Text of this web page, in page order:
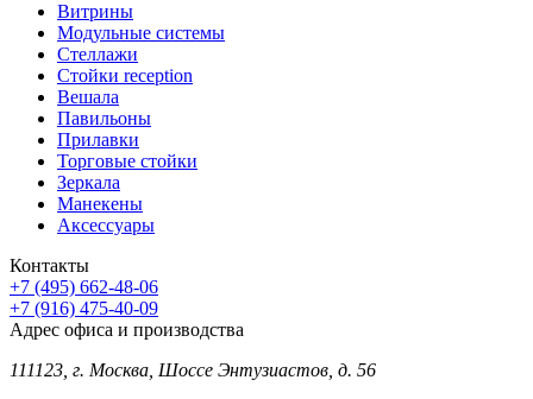
Витрины
Модульные системы
Стеллажи
Стойки reception
Вешала
Павильоны
Прилавки
Торговые стойки
Зеркала
Манекены
Аксессуары
Контакты
+7 (495) 662-48-06
+7 (916) 475-40-09
Адрес офиса и производства
111123, г. Москва, Шоссе Энтузиастов, д. 56